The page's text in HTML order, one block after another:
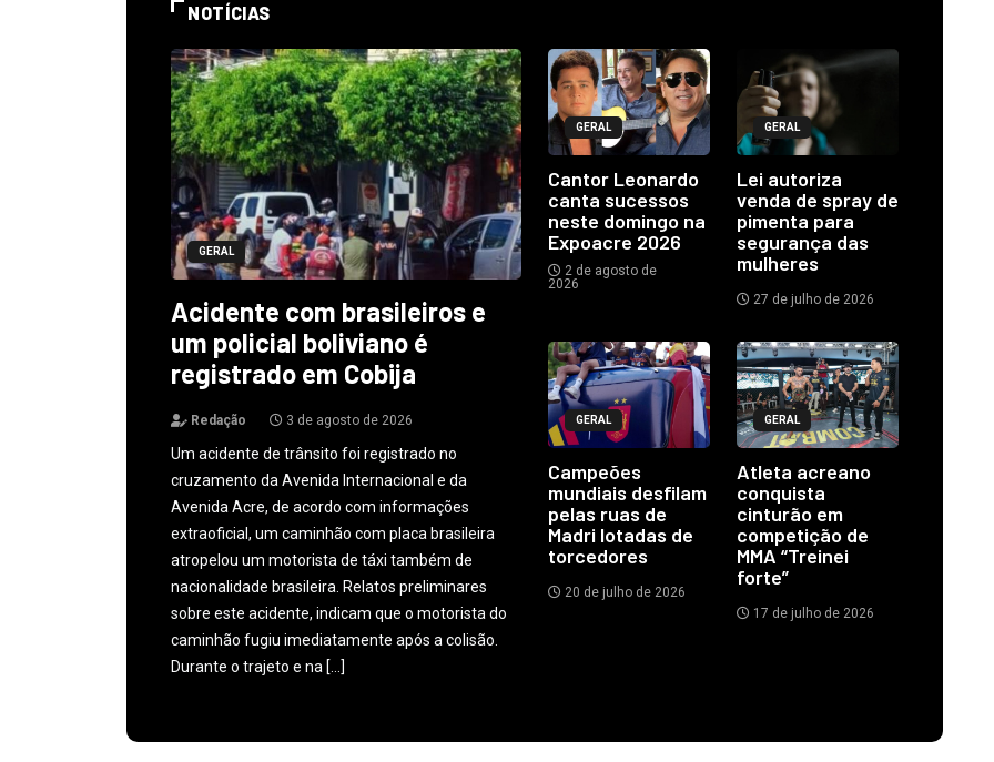
NOTÍCIAS
GERAL
Acidente com brasileiros e
um policial boliviano é
registrado em Cobija
Redação 3 de agosto de 2026
Um acidente de trânsito foi registrado no
cruzamento da Avenida Internacional e da
Avenida Acre, de acordo com informações
extraoficial, um caminhão com placa brasileira
atropelou um motorista de táxi também de
nacionalidade brasileira. Relatos preliminares
sobre este acidente, indicam que o motorista do
caminhão fugiu imediatamente após a colisão.
Durante o trajeto e na […]
GERAL
Cantor Leonardo
canta sucessos
neste domingo na
Expoacre 2026
2 de agosto de
2026
GERAL
Lei autoriza
venda de spray de
pimenta para
segurança das
mulheres
27 de julho de 2026
GERAL
Campeões
mundiais desfilam
pelas ruas de
Madri lotadas de
torcedores
20 de julho de 2026
GERAL
Atleta acreano
conquista
cinturão em
competição de
MMA “Treinei
forte”
17 de julho de 2026